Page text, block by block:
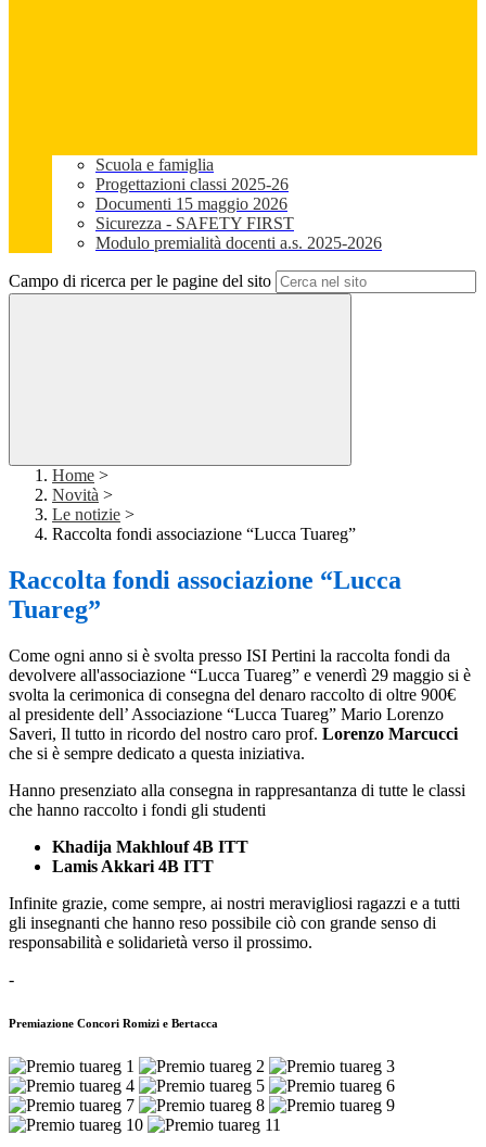
Scuola e famiglia
Progettazioni classi 2025-26
Documenti 15 maggio 2026
Sicurezza - SAFETY FIRST
Modulo premialità docenti a.s. 2025-2026
Campo di ricerca per le pagine del sito
Home >
Novità >
Le notizie >
Raccolta fondi associazione “Lucca Tuareg”
Raccolta fondi associazione “Lucca
Tuareg”
Come ogni anno si è svolta presso ISI Pertini la raccolta fondi da
devolvere all'associazione “Lucca Tuareg” e venerdì 29 maggio si è
svolta la cerimonica di consegna del denaro raccolto di oltre 900€
al presidente dell’ Associazione “Lucca Tuareg” Mario Lorenzo
Saveri, Il tutto in ricordo del nostro caro prof. Lorenzo Marcucci
che si è sempre dedicato a questa iniziativa.
Hanno presenziato alla consegna in rappresantanza di tutte le classi
che hanno raccolto i fondi gli studenti
Khadija Makhlouf 4B ITT
Lamis Akkari 4B ITT
Infinite grazie, come sempre, ai nostri meravigliosi ragazzi e a tutti
gli insegnanti che hanno reso possibile ciò con grande senso di
responsabilità e solidarietà verso il prossimo.
-
Premiazione Concori Romizi e Bertacca